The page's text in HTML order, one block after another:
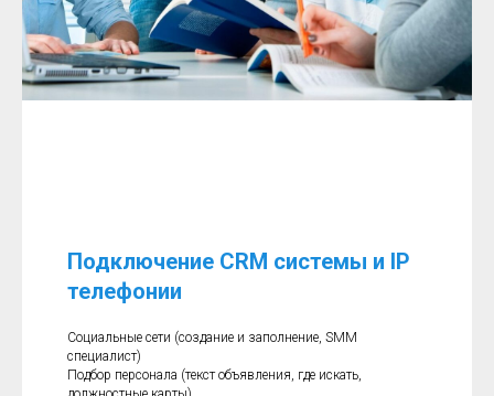
Подключение CRM системы и IP
телефонии
Социальные сети (создание и заполнение, SMM
специалист)
Подбор персонала (текст объявления, где искать,